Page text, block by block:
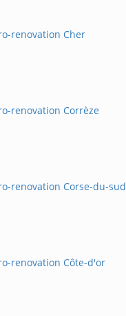
renovation Cher
renovation Corrèze
renovation Corse-du-sud
renovation Côte-d'or